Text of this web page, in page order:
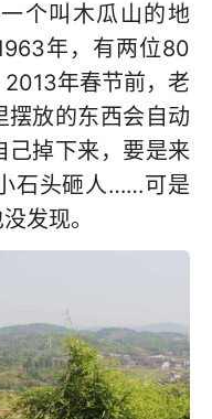
个叫木瓜山的地
年，有两位80
年春节前，老
摆放的东西会自动
己掉下来，要是来
石头砸人……可是
发现。